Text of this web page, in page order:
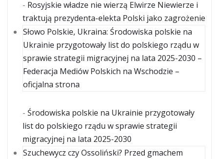
- Rosyjskie władze nie wierzą Elwirze Niewierze i
traktują prezydenta-elekta Polski jako zagrożenie
Słowo Polskie, Ukraina: Środowiska polskie na
Ukrainie przygotowały list do polskiego rządu w
sprawie strategii migracyjnej na lata 2025-2030 –
Federacja Mediów Polskich na Wschodzie –
oficjalna strona
- Środowiska polskie na Ukrainie przygotowały
list do polskiego rządu w sprawie strategii
migracyjnej na lata 2025-2030
Szuchewycz czy Ossoliński? Przed gmachem